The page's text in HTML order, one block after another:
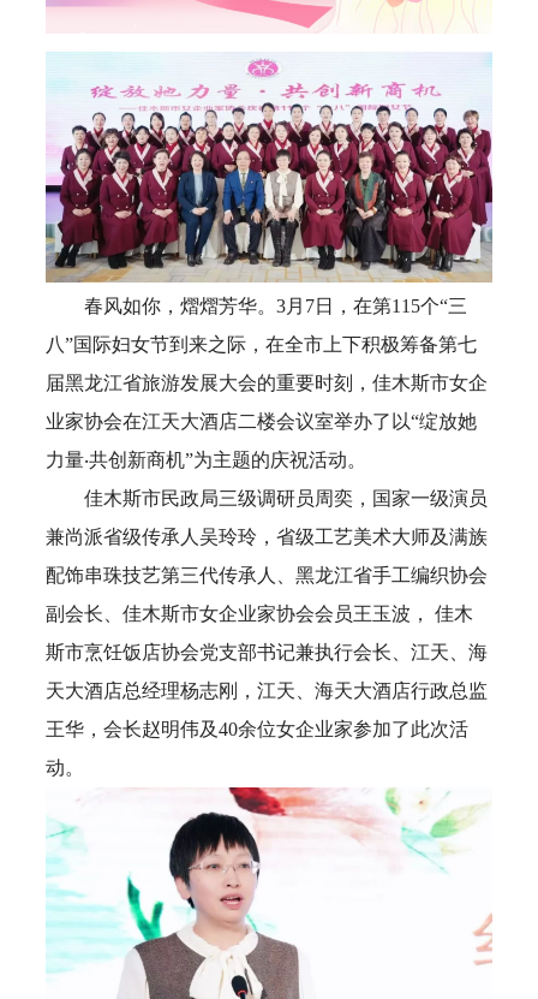
春风如你，熠熠芳华。3月7日，在第115个“三
八”国际妇女节到来之际，在全市上下积极筹备第七
届黑龙江省旅游发展大会的重要时刻，佳木斯市女企
业家协会在江天大酒店二楼会议室举办了以“绽放她
力量‧共创新商机”为主题的庆祝活动。
佳木斯市民政局三级调研员周奕，国家一级演员
兼尚派省级传承人吴玲玲，省级工艺美术大师及满族
配饰串珠技艺第三代传承人、黑龙江省手工编织协会
副会长、佳木斯市女企业家协会会员王玉波， 佳木
斯市烹饪饭店协会党支部书记兼执行会长、江天、海
天大酒店总经理杨志刚，江天、海天大酒店行政总监
王华，会长赵明伟及40余位女企业家参加了此次活
动。